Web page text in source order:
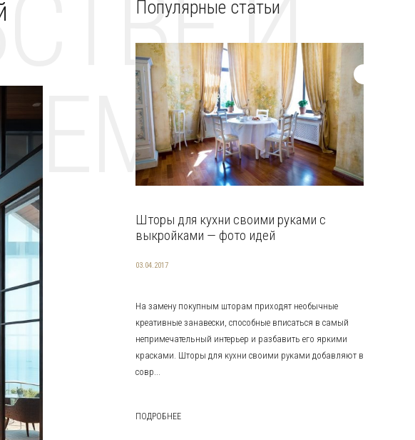
И
Популярные статьи
Шторы для кухни своими руками с
выкройками — фото идей
03.04.2017
На замену покупным шторам приходят необычные
креативные занавески, способные вписаться в самый
непримечательный интерьер и разбавить его яркими
красками. Шторы для кухни своими руками добавляют в
совр...
ПОДРОБНЕЕ